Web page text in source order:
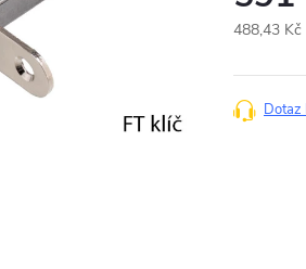
488,43 Kč
cena: